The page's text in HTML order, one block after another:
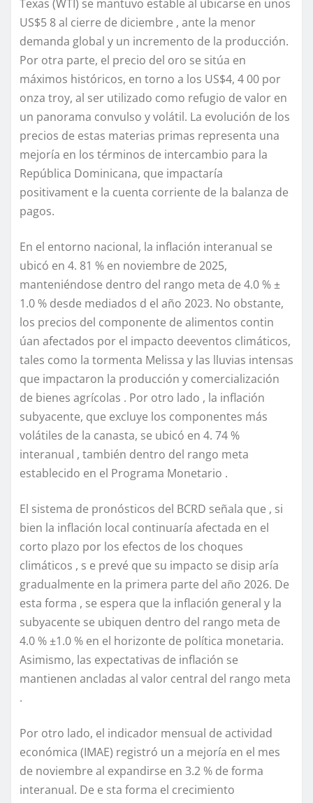
Texas (WTI) se mantuvo estable al ubicarse en unos
US$5 8 al cierre de diciembre , ante la menor
demanda global y un incremento de la producción.
Por otra parte, el precio del oro se sitúa en
máximos históricos, en torno a los US$4, 4 00 por
onza troy, al ser utilizado como refugio de valor en
un panorama convulso y volátil. La evolución de los
precios de estas materias primas representa una
mejoría en los términos de intercambio para la
República Dominicana, que impactaría
positivament e la cuenta corriente de la balanza de
pagos.
En el entorno nacional, la inflación interanual se
ubicó en 4. 81 % en noviembre de 2025,
manteniéndose dentro del rango meta de 4.0 % ±
1.0 % desde mediados d el año 2023. No obstante,
los precios del componente de alimentos contin
úan afectados por el impacto deeventos climáticos,
tales como la tormenta Melissa y las lluvias intensas
que impactaron la producción y comercialización
de bienes agrícolas . Por otro lado , la inflación
subyacente, que excluye los componentes más
volátiles de la canasta, se ubicó en 4. 74 %
interanual , también dentro del rango meta
establecido en el Programa Monetario .
El sistema de pronósticos del BCRD señala que , si
bien la inflación local continuaría afectada en el
corto plazo por los efectos de los choques
climáticos , s e prevé que su impacto se disip aría
gradualmente en la primera parte del año 2026. De
esta forma , se espera que la inflación general y la
subyacente se ubiquen dentro del rango meta de
4.0 % ±1.0 % en el horizonte de política monetaria.
Asimismo, las expectativas de inflación se
mantienen ancladas al valor central del rango meta
.
Por otro lado, el indicador mensual de actividad
económica (IMAE) registró un a mejoría en el mes
de noviembre al expandirse en 3.2 % de forma
interanual. De e sta forma el crecimiento